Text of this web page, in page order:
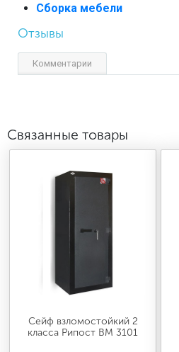
Сборка мебели
Отзывы
Комментарии
Связанные товары
Сейф взломостойкий 2
класса Рипост ВМ 3101